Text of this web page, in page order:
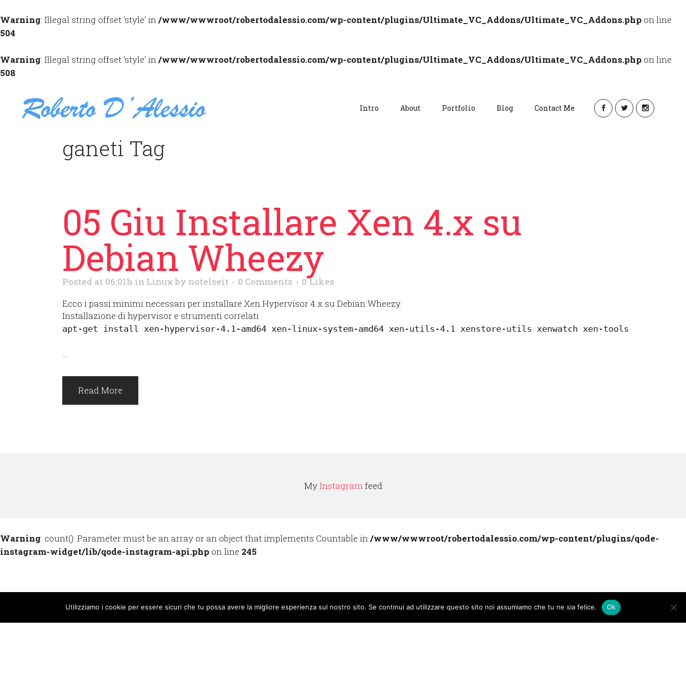
Warning: Illegal string offset 'style' in/www/wwwroot/robertodalessio.com/wp-content/plugins/Ultimate_VC_Addons/Ultimate_VC_Addons.php on line
504
Warning: Illegal string offset 'style' in/www/wwwroot/robertodalessio.com/wp-content/plugins/Ultimate_VC_Addons/Ultimate_VC_Addons.php on line
508
Intro About Portfolio Blog Contact Me
ganeti Tag
05 Giu Installare Xen 4.x su
Debian Wheezy
Posted at 06:01h in Linux by notelseit 0 Comments 0 Likes
Ecco i passi minimi necessari per installare Xen Hypervisor 4.x su Debian Wheezy.
Installazione di hypervisor e strumenti correlati
apt-get install xen-hypervisor-4.1-amd64 xen-linux-system-amd64 xen-utils-4.1 xenstore-utils xenwatch xen-tools
...
Read More
MyInstagramfeed
Warning: count(): Parameter must be an array or an object that implements Countable in/www/wwwroot/robertodalessio.com/wp-content/plugins/qode-
instagram-widget/lib/qode-instagram-api.php on line 245
Utilizziamo i cookie per essere sicuri che tu possa avere la migliore esperienza sul nostro sito. Se continui ad utilizzare questo sito noi assumiamo che tu ne sia felice. Ok